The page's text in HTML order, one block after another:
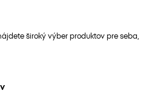
široký výber produktov pre seba,